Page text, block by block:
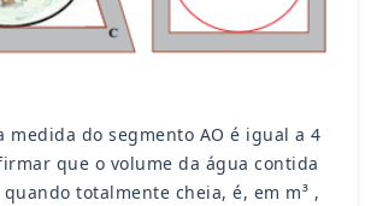
medida do segmento AO é igual a 4
que o volume da água contida
totalmente cheia, é, em m³ ,